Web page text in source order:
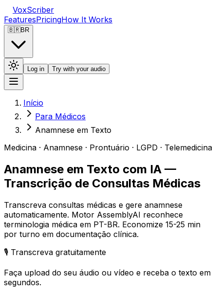
VoxScriber
FeaturesPricingHow It Works
🇧🇷BR
Log in Try with your audio
Início
Para Médicos
Anamnese em Texto
Medicina · Anamnese · Prontuário · LGPD · Telemedicina
Anamnese em Texto com IA —
Transcrição de Consultas Médicas
Transcreva consultas médicas e gere anamnese
automaticamente. Motor AssemblyAI reconhece
terminologia médica em PT-BR. Economize 15-25 min
por turno em documentação clínica.
🎙️ Transcreva gratuitamente
Faça upload do seu áudio ou vídeo e receba o texto em
segundos.